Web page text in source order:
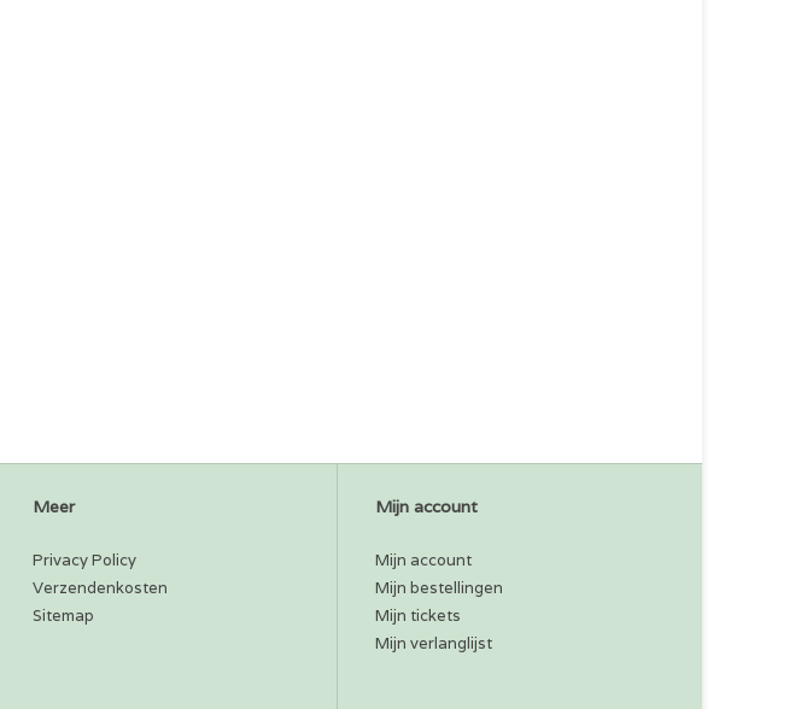
Meer
Privacy Policy
Verzendenkosten
Sitemap
Mijn account
Mijn account
Mijn bestellingen
Mijn tickets
Mijn verlanglijst